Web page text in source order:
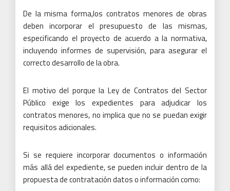
De la misma forma,los contratos menores de obras
deben incorporar el presupuesto de las mismas,
especificando el proyecto de acuerdo a la normativa,
incluyendo informes de supervisión, para asegurar el
correcto desarrollo de la obra.
El motivo del porque la Ley de Contratos del Sector
Público exige los expedientes para adjudicar los
contratos menores, no implica que no se puedan exigir
requisitos adicionales.
Si se requiere incorporar documentos o información
más allá del expediente, se pueden incluir dentro de la
propuesta de contratación datos o información como: